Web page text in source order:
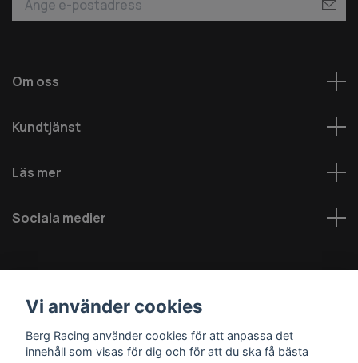
Om oss
Kundtjänst
Läs mer
Sociala medier
© 2026 Berg MC AB - Alla rättigheter reserverade
Vi använder cookies
Berg Racing använder cookies för att anpassa det
innehåll som visas för dig och för att du ska få bästa